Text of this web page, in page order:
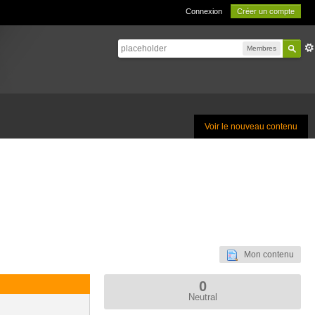
Connexion Créer un compte
Membres
Voir le nouveau contenu
Mon contenu
0
Neutral